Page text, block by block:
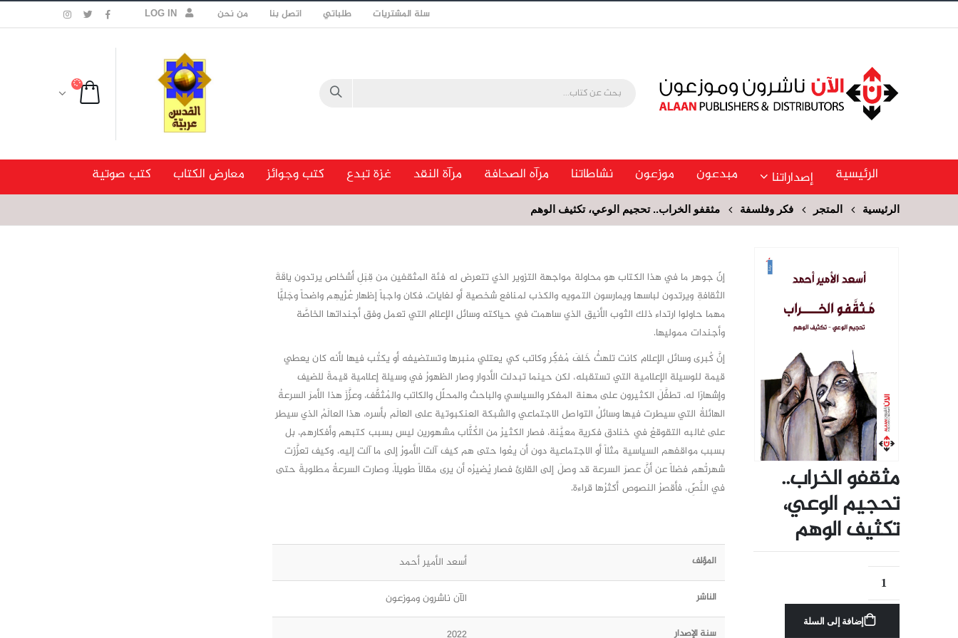
سلة المشتريات طلباتي اتصل بنا من نحن LOG IN
الرئيسية إصداراتنا مبدعون موزعون نشاطاتنا مرآه الصحافة مرآة النقد غزة تبدع كتب وجوائز معارض الكتاب كتب صوتية
الرئيسية المتجر فكر وفلسفة مثقفو الخراب.. تحجيم الوعي، تكثيف الوهم
مثقفو الخراب..
تحجيم الوعي،
تكثيف الوهم
إضافة إلى السلة
إنّ جوهر ما في هذا الكتاب هو محاولة مواجهة التزوير الذي تتعرض له فئة المثقفين من قِبَلِ أشخاص يرتدون ياقَةَ
الثقافةِ ويرتدون لباسها ويمارسون التمويه والكذب لمنافع شخصية أو لغايات، فكان واجباً إظهار عُرْيهِم واضحاً وجَليًّا
مهما حاولوا ارتداء ذلك الثوب الأنيق الذي ساهمت في حياكته وسائل الإعلام التي تعمل وفق أجنداتها الخاصَّة
وأجندات مموليها.
إنَّ كُبرى وسائل الإعلام كانت تلهثُ خَلفَ مُفكِّر وكاتب كي يعتلي منبرها وتستضيفه أو يكتُب فيها لأنه كان يعطي
قيمة للوسيلة الإعلامية التي تستقبله، لكن حينما تبدلت الأدوار وصار الظهورُ في وسيلة إعلامية قيمةً للضيف
وإشهارًا له، تطفَّلَ الكثيرون على مهنة المفكر والسياسي والباحث والمحلّل والكاتب والمُثقَّف، وعزَّزَ هذا الأمرَ السرعةُ
الهائلةُ التي سيطرت فيها وسائلُ التواصل الاجتماعي والشبكة العنكبوتية على العالَم بأسره، هذا العالَمُ الذي سيطر
على غالبه التقوقعُ في خنادق فكرية معيَّنة، فصار الكثيرُ من الكُتَّاب مشهورين ليس بسبب كتبهم وأفكارهم، بل
بسبب مواقفهم السياسية مثلاً أو الاجتماعية دون أن يعُوا حتى هم كيف آلت الأمورُ إلى ما آلت إليه، وكيف تعزَّزت
شهرتُهم فضلاً عن أنَّ عصرَ السرعة قد وصلَ إلى القارئ فصار يُضيرُه أن يرى مقالاً طويلاً، وصارت السرعةُ مطلوبةً حتى
في النَّصِّ، فأقصرُ النصوص أكثرُها قراءة.
المؤلف أسعد الأمير أحمد
الناشر الآن ناشرون وموزعون
سنة الإصدار